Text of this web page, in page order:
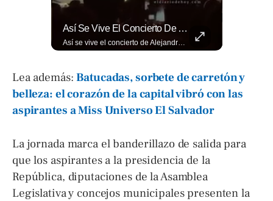
Así Se Vive El Concierto De Alejandro Fernández En El Salvador.
Así se vive el concierto de Alejandro Fernández en El Salvador. Una noche inolvidable a pesar de la lluvia. Canciones que llenaron de alegría y nostalgia a todo el público presente. 🤩👏 #Concierto #ElSalvador #AlejandroFernández
Lea además:Batucadas, sorbete de carretón y
belleza: el corazón de la capital vibró con las
aspirantes a Miss Universo El Salvador
La jornada marca el banderillazo de salida para
que los aspirantes a la presidencia de la
República, diputaciones de la Asamblea
Legislativa y concejos municipales presenten la